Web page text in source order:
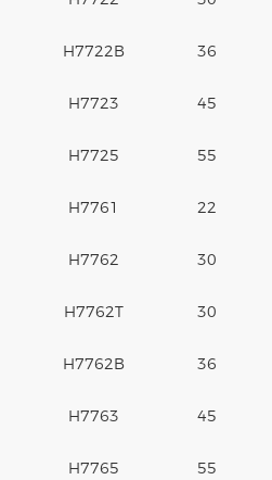
H7722B 36
H7723 45
H7725 55
H7761 22
H7762 30
H7762T 30
H7762B 36
H7763 45
H7765 55